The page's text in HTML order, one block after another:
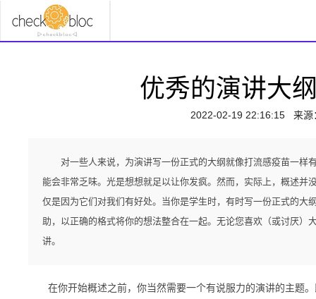
优秀的演讲大
2022-02-19 22:16:15来源
对一些人来说，为演讲写一份正式的大纲就像打流感疫苗一样
能会非常乏味。光是想想就足以让你发疯。然而，实际上，概述
仅是因为它们对我们有好处。当你是学生时，有时写一份正式的
助，以正确的格式将你的想法整合在一起。无论您喜欢（或讨厌
讲。
在你开始概述之前，你当然需要一个有说服力的演讲的主题。